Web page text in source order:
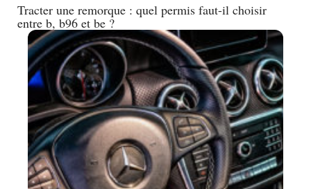
Tracter une remorque : quel permis faut-il choisir
entre b, b96 et be ?